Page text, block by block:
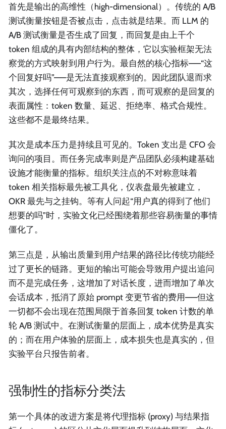
首先是输出的高维性（high-dimensional）。传统的 A/B
测试衡量按钮是否被点击，点击就是结果。而 LLM 的
A/B 测试衡量是否生成了回复，而回复是由上千个
token 组成的具有内部结构的整体，它以实验框架无法
察觉的方式映射到用户行为。最自然的核心指标——“这
个回复好吗”——是无法直接观察到的。因此团队退而求
其次，选择任何可观察到的东西，而可观察的是回复的
表面属性：token 数量、延迟、拒绝率、格式合规性。
这些都不是最终结果。
其次是成本压力是持续且可见的。Token 支出是 CFO 会
询问的项目。而任务完成率则是产品团队必须构建基础
设施才能衡量的指标。组织关注点的不对称意味着
token 相关指标最先被工具化，仪表盘最先被建立，
OKR 最先与之挂钩。等有人问起“用户真的得到了他们
想要的吗”时，实验文化已经围绕着那些容易衡量的事情
僵化了。
第三点是，从输出质量到用户结果的路径比传统功能经
过了更长的链路。更短的输出可能会导致用户提出追问
而不是完成任务，这增加了对话长度，进而增加了单次
会话成本，抵消了原始 prompt 变更节省的费用——但这
一切都不会出现在范围局限于首条回复 token 计数的单
轮 A/B 测试中。在测试衡量的层面上，成本优势是真实
的；而在用户体验的层面上，成本损失也是真实的，但
实验平台只报告前者。
强制性的指标分类法
第一个具体的改进方案是将代理指标 (proxy) 与结果指